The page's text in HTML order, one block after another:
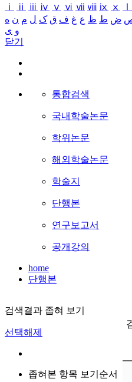
ⅰ
ⅱ ⅲ ⅳ ⅴ ⅵ ⅶ ⅷ ⅸ ⅹ
ض ط ظ ع غ ف ق ک ل م ن ه
و ی
닫기
통합검색
국내학술논문
학위논문
해외학술논문
학술지
단행본
연구보고서
공개강의
home
단행본
검색결과 좁혀 보기
선택해제
좁혀본 항목 보기순서